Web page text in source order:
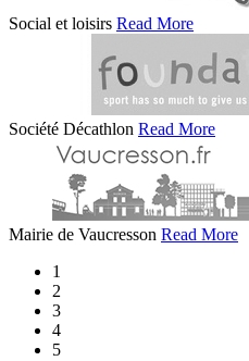
Social et loisirs Read More
Société Décathlon Read More
Mairie de Vaucresson Read More
1
2
3
4
5